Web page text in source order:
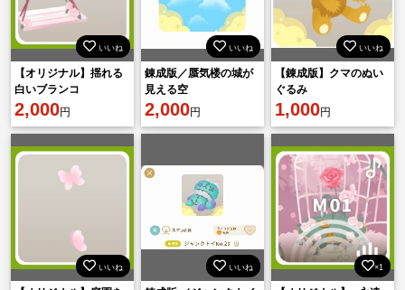
いいね
【オリジナル】揺れる
白いブランコ
2,000円
いいね
錬成版／蜃気楼の城が
見える空
2,000円
いいね
【錬成版】クマのぬい
ぐるみ
1,000円
いいね いいね ×1